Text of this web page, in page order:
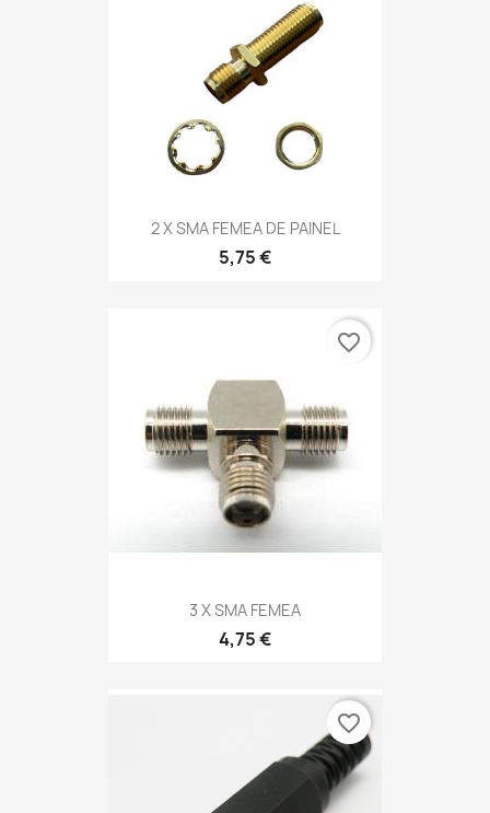
2 X SMA FEMEA DE PAINEL
5,75 €
3 X SMA FEMEA
4,75 €
favorite_border
favorite_border